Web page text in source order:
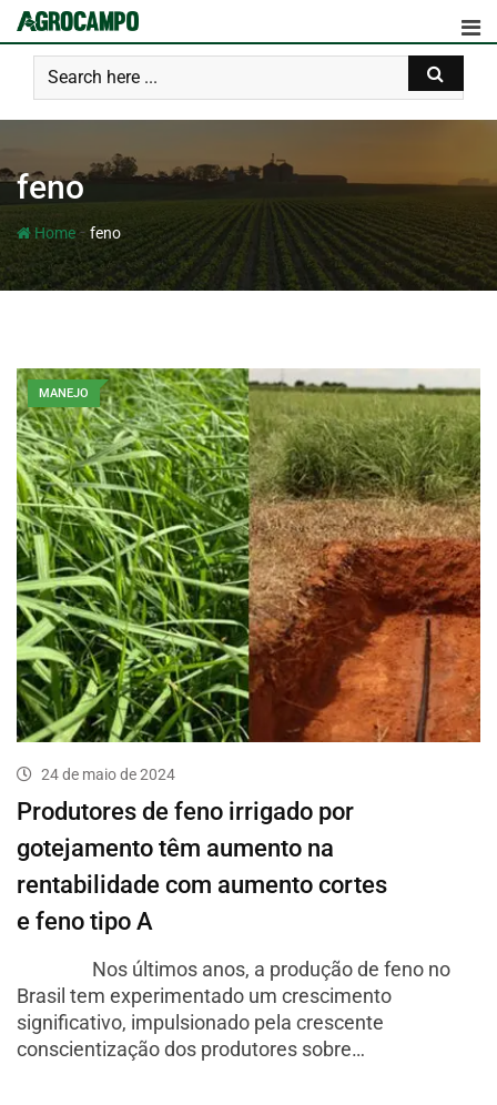
feno
Home- feno
MANEJO
24 de maio de 2024
Produtores de feno irrigado por
gotejamento têm aumento na
rentabilidade com aumento cortes
e feno tipo A
Nos últimos anos, a produção de feno no
Brasil tem experimentado um crescimento
significativo, impulsionado pela crescente
conscientização dos produtores sobre…